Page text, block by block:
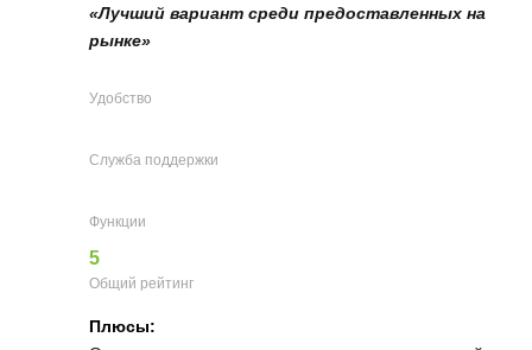
«Лучший вариант среди предоставленных на
рынке»
Удобство
Служба поддержки
Функции
5
Общий рейтинг
Плюсы: